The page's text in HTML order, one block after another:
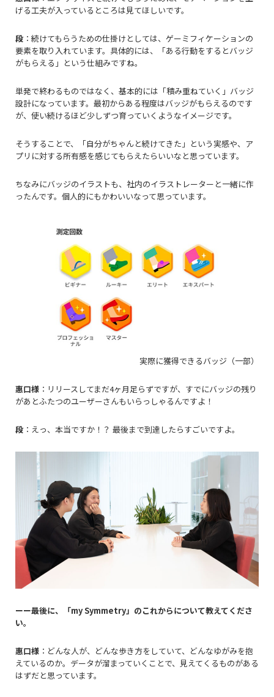
げる工夫が入っているところは見てほしいです。
段 ：続けてもらうための仕掛けとしては、ゲーミフィケーションの
要素を取り入れています。具体的には、「ある行動をするとバッジ
がもらえる」という仕組みですね。
単発で終わるものではなく、基本的には「積み重ねていく」バッジ
設計になっています。最初からある程度はバッジがもらえるのです
が、使い続けるほど少しずつ育っていくようなイメージです。
そうすることで、「自分がちゃんと続けてきた」という実感や、ア
プリに対する所有感を感じてもらえたらいいなと思っています。
ちなみにバッジのイラストも、社内のイラストレーターと一緒に作
ったんです。個人的にもかわいいなって思っています。
実際に獲得できるバッジ（一部）
惠口様 ：リリースしてまだ4ヶ月足らずですが、 すでにバッジの残り
があとふたつのユーザーさんもいらっしゃるんですよ！
段 ：えっ、本当ですか！？ 最後まで到達したらすごいですよ。
ーー最後に、「mySymmetry」のこれからについて教えてくださ
い。
惠口様 ：どんな人が、どんな歩き方をしていて、どんなゆがみを抱
えているのか。データが溜まっていくことで、見えてくるものがある
はずだと思っています。